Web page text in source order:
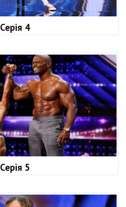
Серія 4
Серія 5